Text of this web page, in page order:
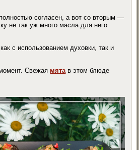
согласен, а вот со вторым —
не так уж много масла для него
с использованием духовки, так и
Свежая мята в этом блюде